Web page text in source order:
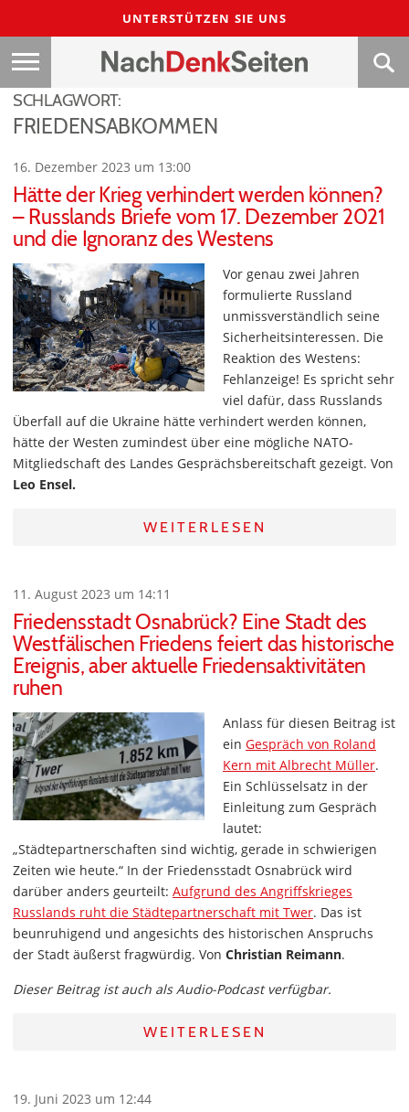
UNTERSTÜTZEN SIE UNS
SCHLAGWORT:
FRIEDENSABKOMMEN
16. Dezember 2023 um 13:00
Hätte der Krieg verhindert werden können?
– Russlands Briefe vom 17. Dezember 2021
und die Ignoranz des Westens
Vor genau zwei Jahren
formulierte Russland
unmissverständlich seine
Sicherheitsinteressen. Die
Reaktion des Westens:
Fehlanzeige! Es spricht sehr
viel dafür, dass Russlands
Überfall auf die Ukraine hätte verhindert werden können,
hätte der Westen zumindest über eine mögliche NATO-
Mitgliedschaft des Landes Gesprächsbereitschaft gezeigt. Von
Leo Ensel.
WEITERLESEN
11. August 2023 um 14:11
Friedensstadt Osnabrück? Eine Stadt des
Westfälischen Friedens feiert das historische
Ereignis, aber aktuelle Friedensaktivitäten
ruhen
Anlass für diesen Beitrag ist
ein Gespräch von Roland
Kern mit Albrecht Müller.
Ein Schlüsselsatz in der
Einleitung zum Gespräch
lautet:
„Städtepartnerschaften sind wichtig, gerade in schwierigen
Zeiten wie heute.“ In der Friedensstadt Osnabrück wird
darüber anders geurteilt: Aufgrund des Angriffskrieges
Russlands ruht die Städtepartnerschaft mit Twer. Das ist
beunruhigend und angesichts des historischen Anspruchs
der Stadt äußerst fragwürdig. Von Christian Reimann.
Dieser Beitrag ist auch als Audio-Podcast verfügbar.
WEITERLESEN
19. Juni 2023 um 12:44